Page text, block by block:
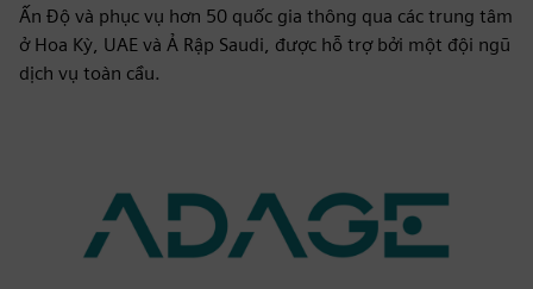
Ấn Độ và phục vụ hơn 50 quốc gia thông qua các trung tâm
ở Hoa Kỳ, UAE và Ả Rập Saudi, được hỗ trợ bởi một đội ngũ
dịch vụ toàn cầu.